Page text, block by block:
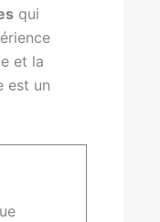
qui
et la
est un